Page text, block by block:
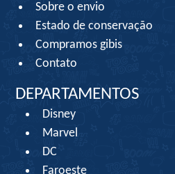
Sobre o envio
Estado de conservação
Compramos gibis
Contato
DEPARTAMENTOS
Disney
Marvel
DC
Faroeste